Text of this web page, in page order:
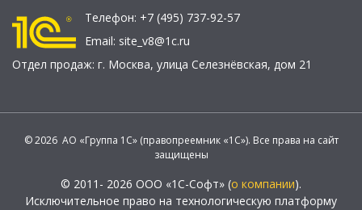
Телефон: +7 (495) 737-92-57
Email: site_v8@1c.ru
Отдел продаж: г. Москва, улица Селезнёвская, дом 21
© 2026 АО «Группа 1С» (правопреемник «1С»). Все права на сайт
защищены
© 2011- 2026 ООО «1С-Софт» (о компании).
Исключительное право на технологическую платформу